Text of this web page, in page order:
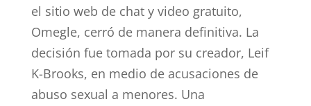
el sitio web de chat y video gratuito,
Omegle, cerró de manera definitiva. La
decisión fue tomada por su creador, Leif
K-Brooks, en medio de acusaciones de
abuso sexual a menores. Una